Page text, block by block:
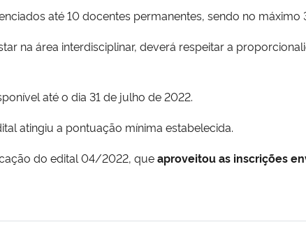
até 10 docentes permanentes, sendo no
na área interdisciplinar, deverá respeitar a
até o dia 31 de julho de 2022.
atingiu a pontuação mínima estabelecida.
do edital 04/2022, queaproveitou as inscrições